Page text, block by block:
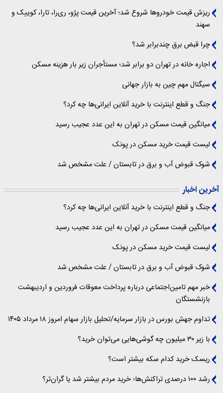
ریزش قیمت خودروها شروع شد؛ آخرین قیمت پژو، ری‌را، تارا، کوییک و
سهند
چرا قبض برق چندبرابر شد؟
اجاره خانه در تهران دو برابر شد؛ مستأجران زیر بار هزینه مسکن
سیگنال‌ مهم چین به بازار جهانی
جنگ و قطع اینترنت با خرید آنلاین ایرانی‌ها چه کرد؟
میانگین قیمت مسکن در تهران به این عدد عجیب رسید
لیست قیمت خرید مسکن در پونک
شوک قبوض آب و برق در تابستان / علت مشخص شد
آخرین اخبار
جنگ و قطع اینترنت با خرید آنلاین ایرانی‌ها چه کرد؟
میانگین قیمت مسکن در تهران به این عدد عجیب رسید
لیست قیمت خرید مسکن در پونک
شوک قبوض آب و برق در تابستان / علت مشخص شد
خبر مهم تامین‌اجتماعی درباره پرداخت معوقات فروردین و اردیبهشت
بازنشستگان
تداوم جهش بورس در بازار سرمایه/تحلیل بازار سهام امروز ۱۸ مرداد ۱۴۰۵
با زیر ۳۰ میلیون چه گوشی‌هایی می‌توان خرید؟
ریسک خرید کدام سکه بیشتر است؟
رشد ۱۰۰ درصدی تراکنش‌ها؛ خرید مردم بیشتر شد یا گران‌تر؟